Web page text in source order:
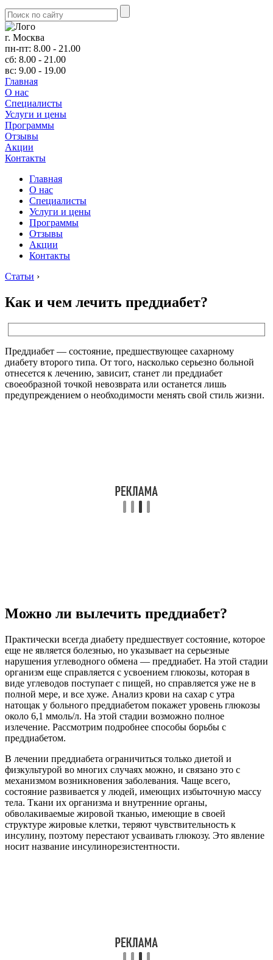
г. Москва
пн-пт: 8.00 - 21.00
сб: 8.00 - 21.00
вс: 9.00 - 19.00
Главная
О нас
Cпециалисты
Услуги и цены
Программы
Отзывы
Акции
Контакты
Главная
О нас
Cпециалисты
Услуги и цены
Программы
Отзывы
Акции
Контакты
Статьи ›
Как и чем лечить преддиабет?
Преддиабет — состояние, предшествующее сахарному
диабету второго типа. От того, насколько серьезно больной
отнесется к лечению, зависит, станет ли преддиабет
своеобразной точкой невозврата или останется лишь
предупреждением о необходимости менять свой стиль жизни.
Можно ли вылечить преддиабет?
Практически всегда диабету предшествует состояние, которое
еще не является болезнью, но указывает на серьезные
нарушения углеводного обмена — преддиабет. На этой стадии
организм еще справляется с усвоением глюкозы, которая в
виде углеводов поступает с пищей, но справляется уже не в
полной мере, и все хуже. Анализ крови на сахар с утра
натощак у больного преддиабетом покажет уровень глюкозы
около 6,1 ммоль/л. На этой стадии возможно полное
излечение. Рассмотрим подробнее способы борьбы с
преддиабетом.
В лечении преддиабета ограничиться только диетой и
физкультурой во многих случаях можно, и связано это с
механизмом возникновения заболевания. Чаще всего,
состояние развивается у людей, имеющих избыточную массу
тела. Ткани их организма и внутренние органы,
обволакиваемые жировой тканью, имеющие в своей
структуре жировые клетки, теряют чувствительность к
инсулину, поэтому перестают усваивать глюкозу. Это явление
носит название инсулинорезистентности.